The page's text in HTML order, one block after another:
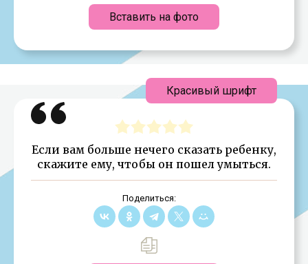
Вставить на фото
Если вам больше нечего сказать ребенку,
скажите ему, чтобы он пошел умыться.
Поделиться:
Красивый шрифт